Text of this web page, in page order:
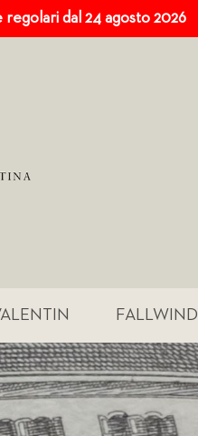
dal 24 agosto 2026
FALLWIND